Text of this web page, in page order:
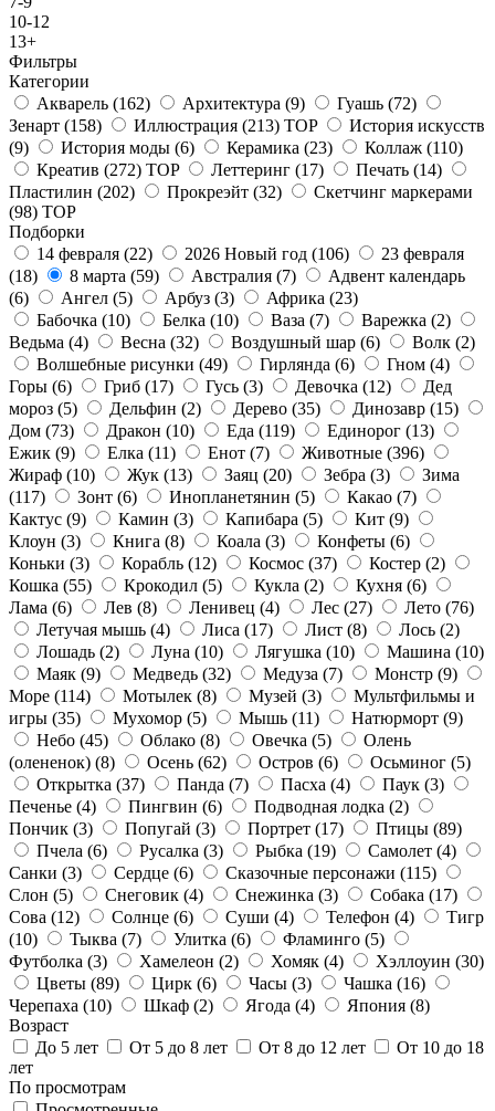
10-12
13+
Фильтры
Категории
Акварель (162) Архитектура (9) Гуашь (72)
Зенарт (158) Иллюстрация (213) TOP
История искусств
(9)
История моды (6) Керамика (23) Коллаж (110)
Креатив (272) TOP Леттеринг (17) Печать (14)
Пластилин (202) Прокреэйт (32)
Скетчинг маркерами
(98) TOP
Подборки
14 февраля (22) 2026 Новый год (106)
23 февраля
(18)
8 марта (59) Австралия (7)
Адвент календарь
(6)
Ангел (5) Арбуз (3) Африка (23)
Бабочка (10) Белка (10) Ваза (7) Варежка (2)
Ведьма (4) Весна (32) Воздушный шар (6) Волк (2)
Волшебные рисунки (49) Гирлянда (6) Гном (4)
Горы (6) Гриб (17) Гусь (3) Девочка (12)
Дед
мороз (5) Дельфин (2) Дерево (35) Динозавр (15)
Дом (73) Дракон (10) Еда (119) Единорог (13)
Ежик (9) Елка (11) Енот (7) Животные (396)
Жираф (10) Жук (13) Заяц (20) Зебра (3)
Зима
(117)
Зонт (6) Инопланетянин (5) Какао (7)
Кактус (9) Камин (3) Капибара (5) Кит (9)
Клоун (3) Книга (8) Коала (3) Конфеты (6)
Коньки (3) Корабль (12) Космос (37) Костер (2)
Кошка (55) Крокодил (5) Кукла (2) Кухня (6)
Лама (6) Лев (8) Ленивец (4) Лес (27) Лето (76)
Летучая мышь (4) Лиса (17) Лист (8) Лось (2)
Лошадь (2) Луна (10) Лягушка (10) Машина (10)
Маяк (9) Медведь (32) Медуза (7) Монстр (9)
Море (114) Мотылек (8) Музей (3)
Мультфильмы и
игры (35) Мухомор (5) Мышь (11) Натюрморт (9)
Небо (45) Облако (8) Овечка (5)
Олень
(олененок) (8) Осень (62) Остров (6) Осьминог (5)
Открытка (37) Панда (7) Пасха (4) Паук (3)
Печенье (4) Пингвин (6) Подводная лодка (2)
Пончик (3) Попугай (3) Портрет (17) Птицы (89)
Пчела (6) Русалка (3) Рыбка (19) Самолет (4)
Санки (3) Сердце (6) Сказочные персонажи (115)
Слон (5) Снеговик (4) Снежинка (3) Собака (17)
Сова (12) Солнце (6) Суши (4) Телефон (4)
Тигр
(10)
Тыква (7) Улитка (6) Фламинго (5)
Футболка (3) Хамелеон (2) Хомяк (4) Хэллоуин (30)
Цветы (89) Цирк (6) Часы (3) Чашка (16)
Черепаха (10) Шкаф (2) Ягода (4) Япония (8)
Возраст
До 5 лет
От 5 до 8 лет От 8 до 12 лет
От 10 до 18
лет
По просмотрам